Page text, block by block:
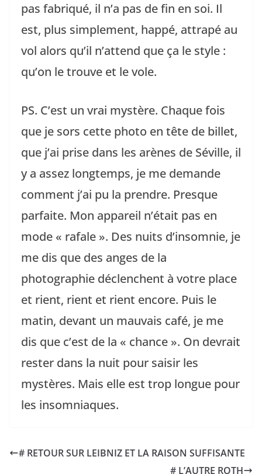
pas fabriqué, il n’a pas de fin en soi. Il
est, plus simplement, happé, attrapé au
vol alors qu’il n’attend que ça le style :
qu’on le trouve et le vole.
PS. C’est un vrai mystère. Chaque fois
que je sors cette photo en tête de billet,
que j’ai prise dans les arènes de Séville, il
y a assez longtemps, je me demande
comment j’ai pu la prendre. Presque
parfaite. Mon appareil n’était pas en
mode « rafale ». Des nuits d’insomnie, je
me dis que des anges de la
photographie déclenchent à votre place
et rient, rient et rient encore. Puis le
matin, devant un mauvais café, je me
dis que c’est de la « chance ». On devrait
rester dans la nuit pour saisir les
mystères. Mais elle est trop longue pour
les insomniaques.
# RETOUR SUR LEIBNIZ ET LA RAISON SUFFISANTE
# L’AUTRE ROTH